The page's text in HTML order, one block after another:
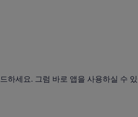
하세요. 그럼 바로 앱을 사용하실 수